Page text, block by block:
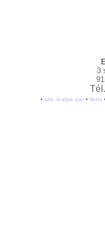
3
• site réalisé par• liens